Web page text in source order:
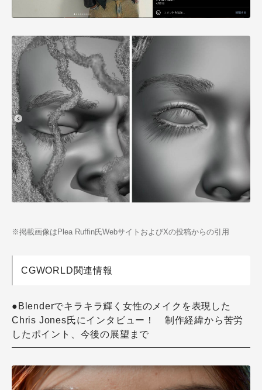
※掲載画像はPlea Ruffin氏WebサイトおよびXの投稿からの引用
CGWORLD関連情報
●Blenderでキラキラ輝く女性のメイクを表現した
Chris Jones氏にインタビュー！ 制作経緯から苦労
したポイント、今後の展望まで